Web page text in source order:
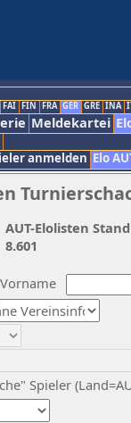
FAI FIN FRA GER GRE INA
Meldekartei
anmelden Elo
Vorname
Spieler
AUT-Elolisten
8.601